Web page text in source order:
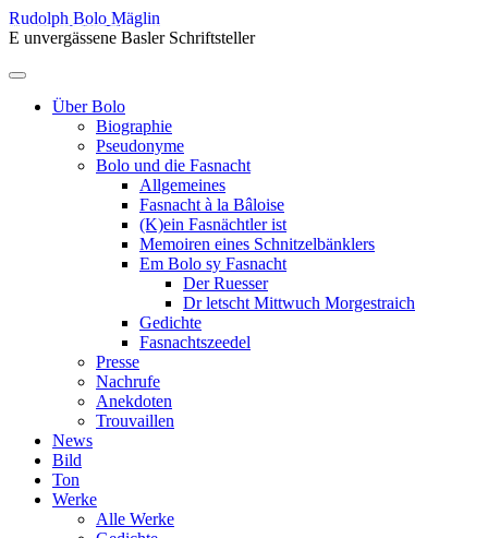
Skip
to
Rudolph Bolo Mäglin
E unvergässene Basler Schriftsteller
Menu
Über Bolo
Biographie
Pseudonyme
Bolo und die Fasnacht
Allgemeines
Fasnacht à la Bâloise
(K)ein Fasnächtler ist
Memoiren eines Schnitzelbänklers
Em Bolo sy Fasnacht
Der Ruesser
Dr letscht Mittwuch Morgestraich
Gedichte
Fasnachtszeedel
Presse
Nachrufe
Anekdoten
Trouvaillen
News
Bild
Ton
Werke
Alle Werke